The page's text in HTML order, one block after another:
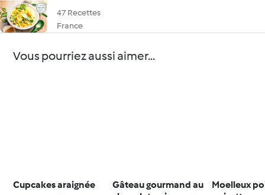
47 Recettes
France
Vous pourriez aussi aimer...
Cupcakes araignée
Gâteau gourmand au
Moelleux